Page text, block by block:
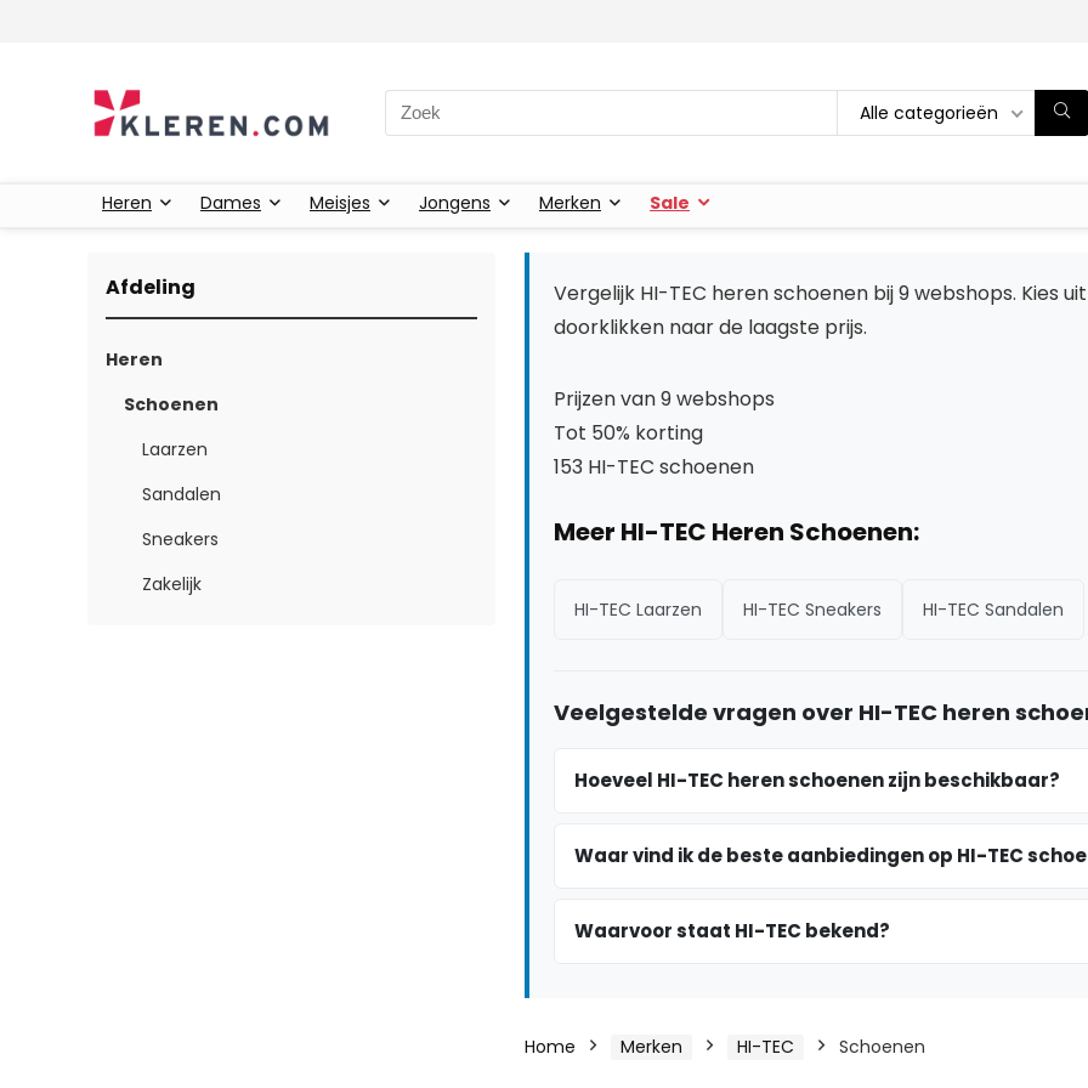
Zoeken naar: Alle categorieën
Heren Dames Meisjes Jongens Merken Sale
Afdeling
Heren
Schoenen
Laarzen
Sandalen
Sneakers
Zakelijk
Vergelijk HI-TEC heren schoenen bij 9 webshops. Kies
doorklikken naar de laagste prijs.
Prijzen van 9 webshops
Tot 50% korting
153 HI-TEC schoenen
Meer HI-TEC Heren Schoenen:
HI-TEC Laarzen HI-TEC Sneakers HI-TEC Sandalen
Veelgestelde vragen over HI-TEC heren
Hoeveel HI-TEC heren schoenen zijn beschikbaar?
Waar vind ik de beste aanbiedingen op HI-TEC
Waarvoor staat HI-TEC bekend?
Home Merken HI-TEC Schoenen